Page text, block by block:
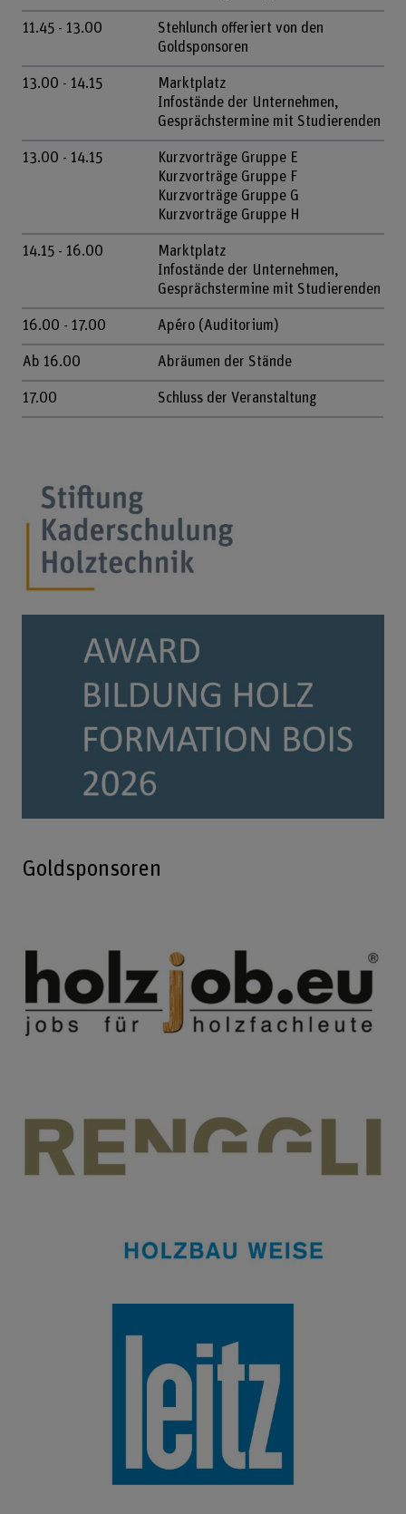
11.45 - 13.00
Stehlunch offeriert von den
Goldsponsoren
13.00 - 14.15
Marktplatz
Infostände der Unternehmen,
Gesprächstermine mit Studierenden
13.00 - 14.15
Kurzvorträge Gruppe E
Kurzvorträge Gruppe F
Kurzvorträge Gruppe G
Kurzvorträge Gruppe H
14.15 - 16.00
Marktplatz
Infostände der Unternehmen,
Gesprächstermine mit Studierenden
16.00 - 17.00 Apéro (Auditorium)
Ab 16.00 Abräumen der Stände
17.00 Schluss der Veranstaltung
Goldsponsoren